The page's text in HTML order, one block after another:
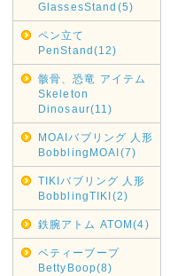
GlassesStand(5)
ペン立て
PenStand(12)
骸骨、恐竜 アイテム
Skeleton
Dinosaur(11)
MOAIバブリング 人形
BobblingMOAI(7)
TIKIバブリング 人形
BobblingTIKI(2)
鉄腕アトム ATOM(4)
ベティーブープ
BettyBoop(8)